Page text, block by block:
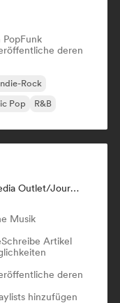
PopFunk
deren
Rock
Pop R&B
Booker, Label, Manager, Media Outlet/Journalist, Mentorin, Playlist-Kurator
Musik
Schreibe Artikel
deren
hinzufügen